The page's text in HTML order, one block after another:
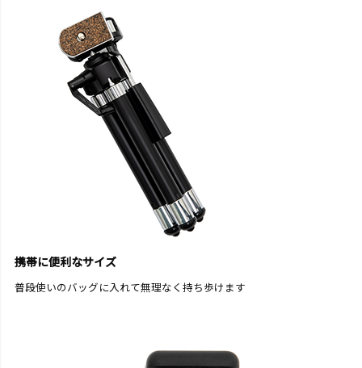
携帯に便利なサイズ
普段使いのバッグに入れて無理なく持ち歩けます